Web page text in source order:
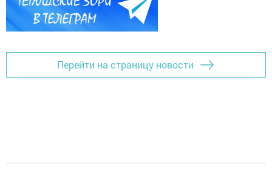
Перейти на страницу новости